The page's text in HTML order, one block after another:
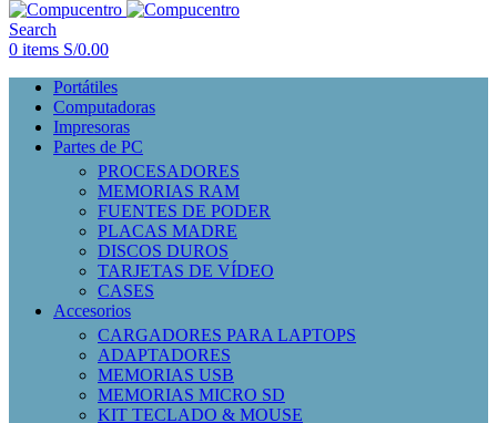
Search
0 items S/0.00
Portátiles
Computadoras
Impresoras
Partes de PC
PROCESADORES
MEMORIAS RAM
FUENTES DE PODER
PLACAS MADRE
DISCOS DUROS
TARJETAS DE VÍDEO
CASES
Accesorios
CARGADORES PARA LAPTOPS
ADAPTADORES
MEMORIAS USB
MEMORIAS MICRO SD
KIT TECLADO & MOUSE